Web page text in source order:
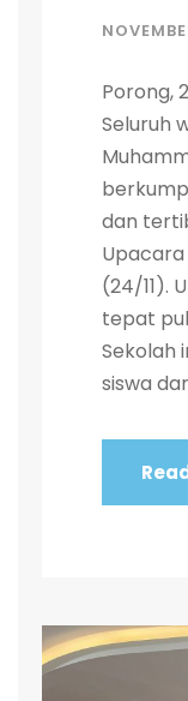
Porong,
Seluruh
dan
Upacara
(24/11).
tepat
Sekolah
siswa